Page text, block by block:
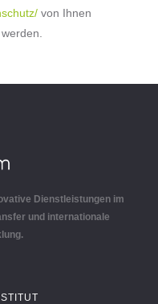
von Ihnen
Dienstleistungen im
und internationale